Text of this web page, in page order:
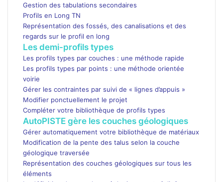
Gestion des tabulations secondaires
Profils en Long TN
Représentation des fossés, des canalisations et des
regards sur le profil en long
Les demi-profils types
Les profils types par couches : une méthode rapide
Les profils types par points : une méthode orientée
voirie
Gérer les contraintes par suivi de « lignes d’appuis »
Modifier ponctuellement le projet
Compléter votre bibliothèque de profils types
AutoPISTE gère les couches géologiques
Gérer automatiquement votre bibliothèque de matériaux
Modification de la pente des talus selon la couche
géologique traversée
Représentation des couches géologiques sur tous les
éléments